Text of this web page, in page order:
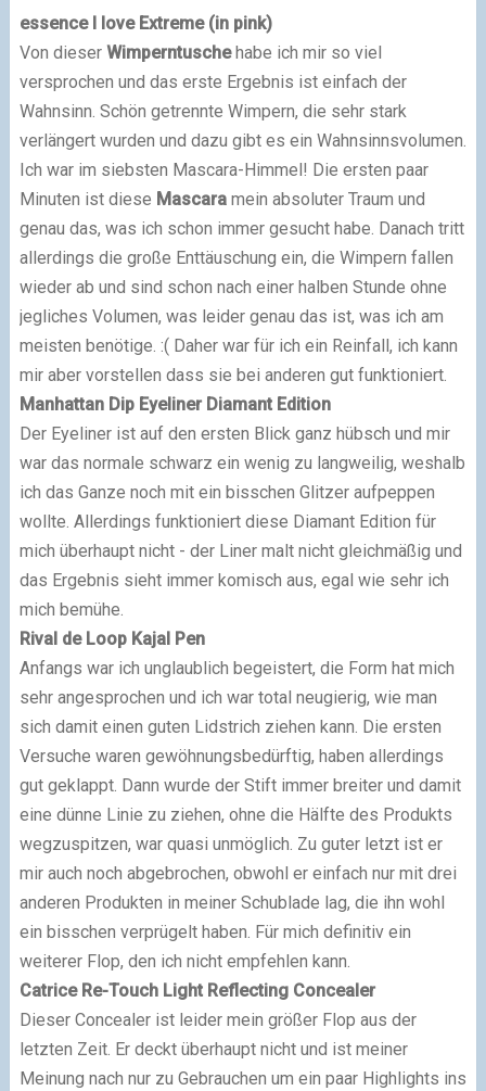
essence I love Extreme (in pink)
Von dieser Wimperntuschehabe ich mir so viel
versprochen und das erste Ergebnis ist einfach der
Wahnsinn. Schön getrennte Wimpern, die sehr stark
verlängert wurden und dazu gibt es ein Wahnsinnsvolumen.
Ich war im siebsten Mascara-Himmel! Die ersten paar
Minuten ist diese Mascaramein absoluter Traum und
genau das, was ich schon immer gesucht habe. Danach tritt
allerdings die große Enttäuschung ein, die Wimpern fallen
wieder ab und sind schon nach einer halben Stunde ohne
jegliches Volumen, was leider genau das ist, was ich am
meisten benötige. :( Daher war für ich ein Reinfall, ich kann
mir aber vorstellen dass sie bei anderen gut funktioniert.
Manhattan Dip EyelinerDiamant Edition
Der Eyeliner ist auf den ersten Blick ganz hübsch und mir
war das normale schwarz ein wenig zu langweilig, weshalb
ich das Ganze noch mit ein bisschen Glitzer aufpeppen
wollte. Allerdings funktioniert diese Diamant Edition für
mich überhaupt nicht - der Liner malt nicht gleichmäßig und
das Ergebnis sieht immer komisch aus, egal wie sehr ich
mich bemühe.
Rival de Loop Kajal Pen
Anfangs war ich unglaublich begeistert, die Form hat mich
sehr angesprochen und ich war total neugierig, wie man
sich damit einen guten Lidstrich ziehen kann. Die ersten
Versuche waren gewöhnungsbedürftig, haben allerdings
gut geklappt. Dann wurde der Stift immer breiter und damit
eine dünne Linie zu ziehen, ohne die Hälfte des Produkts
wegzuspitzen, war quasi unmöglich. Zu guter letzt ist er
mir auch noch abgebrochen, obwohl er einfach nur mit drei
anderen Produkten in meiner Schublade lag, die ihn wohl
ein bisschen verprügelt haben. Für mich definitiv ein
weiterer Flop, den ich nicht empfehlen kann.
Catrice Re-Touch Light Reflecting Concealer
Dieser Concealer ist leider mein größer Flop aus der
letzten Zeit. Er deckt überhaupt nicht und ist meiner
Meinung nach nur zu Gebrauchen um ein paar Highlights ins